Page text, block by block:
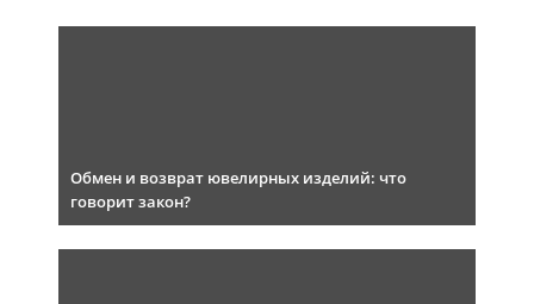
Обмен и возврат ювелирных изделий: что
говорит закон?